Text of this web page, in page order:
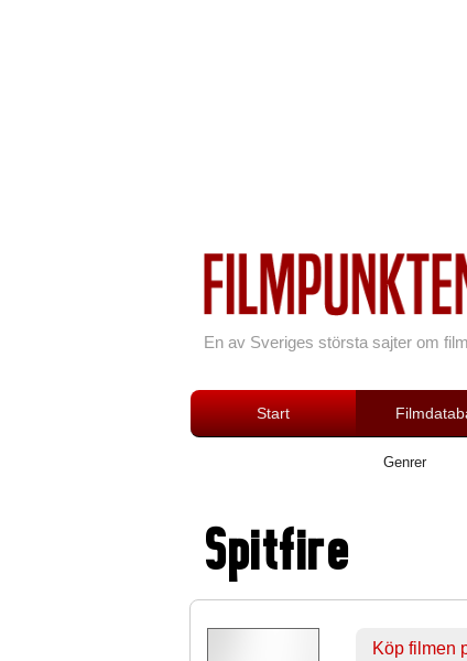
En av Sveriges största sajter om
Start
Genrer
Spitfire
Köp filmen